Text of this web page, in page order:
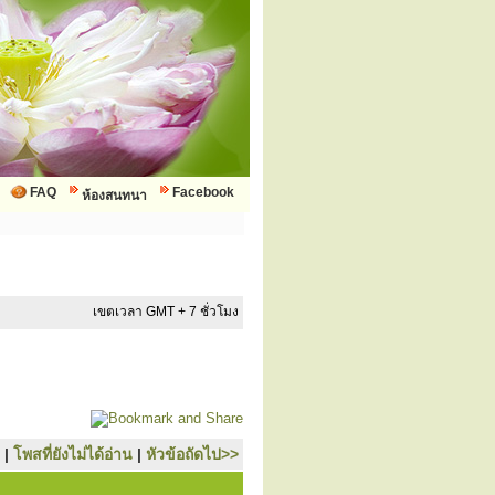
Facebook
ห้องสนทนา
FAQ
เขตเวลา GMT + 7 ชั่วโมง
| โพสที่ยังไม่ได้อ่าน | หัวข้อถัดไป>>